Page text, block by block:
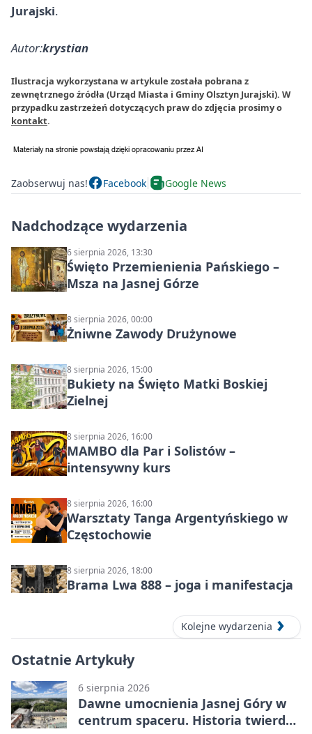
Jurajski.
Autor:krystian
Ilustracja wykorzystana w artykule została pobrana z
zewnętrznego źródła (Urząd Miasta i Gminy Olsztyn Jurajski). W
przypadku zastrzeżeń dotyczących praw do zdjęcia prosimy o
kontakt.
Zaobserwuj nas! Facebook Google News
Nadchodzące wydarzenia
6 sierpnia 2026, 13:30
Święto Przemienienia Pańskiego –
Msza na Jasnej Górze
8 sierpnia 2026, 00:00
Żniwne Zawody Drużynowe
8 sierpnia 2026, 15:00
Bukiety na Święto Matki Boskiej
Zielnej
8 sierpnia 2026, 16:00
MAMBO dla Par i Solistów –
intensywny kurs
8 sierpnia 2026, 16:00
Warsztaty Tanga Argentyńskiego w
Częstochowie
8 sierpnia 2026, 18:00
Brama Lwa 888 – joga i manifestacja
Kolejne wydarzenia
Ostatnie Artykuły
6 sierpnia 2026
Dawne umocnienia Jasnej Góry w
centrum spaceru. Historia twierdzy